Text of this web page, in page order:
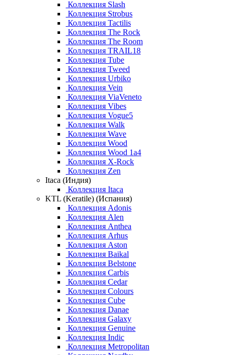
Коллекция Slash
Коллекция Strobus
Коллекция Tactilis
Коллекция The Rock
Коллекция The Room
Коллекция TRAIL18
Коллекция Tube
Коллекция Tweed
Коллекция Urbiko
Коллекция Vein
Коллекция ViaVeneto
Коллекция Vibes
Коллекция Vogue5
Коллекция Walk
Коллекция Wave
Коллекция Wood
Коллекция Wood 1a4
Коллекция X-Rock
Коллекция Zen
Itaca (Индия)
Коллекция Itaca
KTL (Keratile) (Испания)
Коллекция Adonis
Коллекция Alen
Коллекция Anthea
Коллекция Arhus
Коллекция Aston
Коллекция Baikal
Коллекция Belstone
Коллекция Carbis
Коллекция Cedar
Коллекция Colours
Коллекция Cube
Коллекция Danae
Коллекция Galaxy
Коллекция Genuine
Коллекция Indic
Коллекция Metropolitan